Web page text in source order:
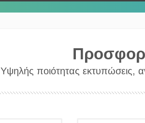
Υψηλής ποιότητας εκτυπώσεις,